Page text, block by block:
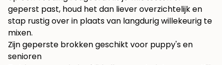
geperst past, houd het dan liever overzichtelijk en
stap rustig over in plaats van langdurig willekeurig te
mixen.
Zijn geperste brokken geschikt voor puppy's en
senioren